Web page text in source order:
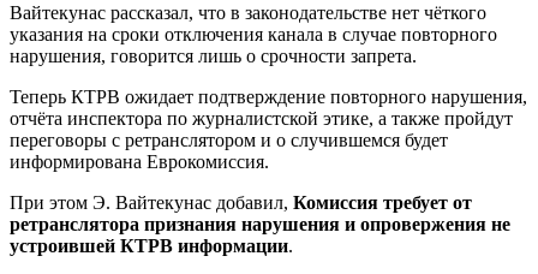
Вайтекунас рассказал, что в законодательстве нет чёткого
указания на сроки отключения канала в случае повторного
нарушения, говорится лишь о срочности запрета.
Теперь КТРВ ожидает подтверждение повторного нарушения,
отчёта инспектора по журналистской этике, а также пройдут
переговоры с ретранслятором и о случившемся будет
информирована Еврокомиссия.
При этом Э. Вайтекунас добавил, Комиссия требует от
ретранслятора признания нарушения и опровержения не
устроившей КТРВ информации.